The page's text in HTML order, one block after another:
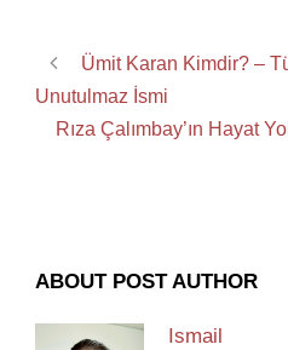
Ümit Karan Kimdir? –
Unutulmaz İsmi
Rıza Çalımbay’ın Hayat
ABOUT POST AUTHOR
Ismail